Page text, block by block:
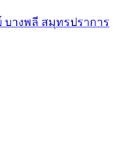
างพลี สมุทรปราการ